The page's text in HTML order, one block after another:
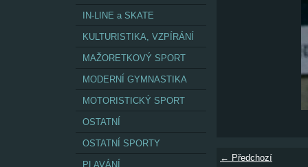
IN-LINE a SKATE
KULTURISTIKA, VZPÍRÁNÍ
MAŽORETKOVÝ SPORT
MODERNÍ GYMNASTIKA
MOTORISTICKÝ SPORT
OSTATNÍ
OSTATNÍ SPORTY
PLAVÁNÍ
← Předchozí